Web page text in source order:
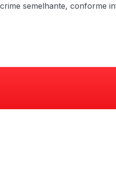
semelhante, conforme